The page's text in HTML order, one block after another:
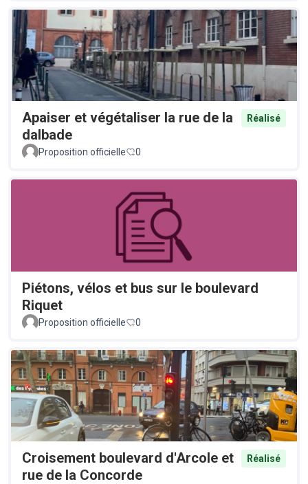
Apaiser et végétaliser la rue de la
dalbade
Réalisé
Proposition officielle 0
Piétons, vélos et bus sur le boulevard
Riquet
Proposition officielle 0
Croisement boulevard d'Arcole et
rue de la Concorde
Réalisé